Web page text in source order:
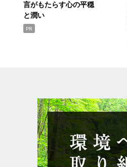
言がもたらす心の平穏
と潤い
PR